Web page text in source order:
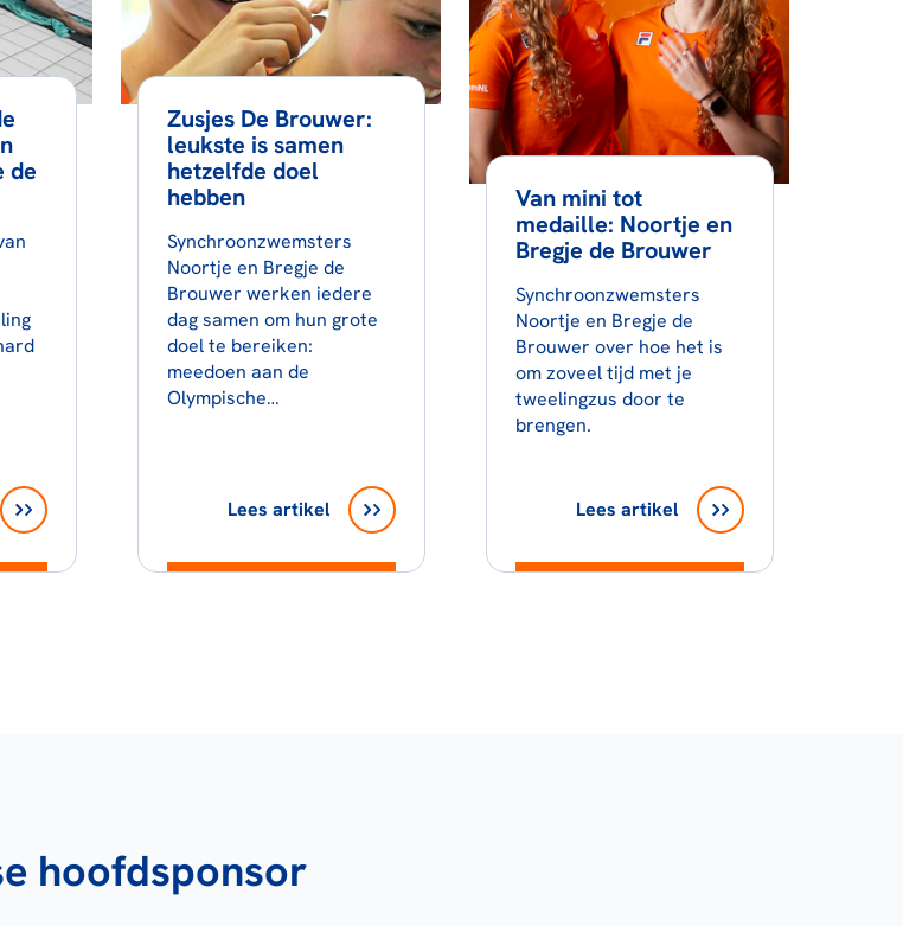
de
Zusjes De Brouwer:
leukste is samen
hetzelfde doel
hebben
Synchroonzwemsters
Noortje en Bregje de
Brouwer werken iedere
dag samen om hun grote
doel te bereiken:
meedoen aan de
Olympische…
Lees artikel
Van mini tot
medaille: Noortje en
Bregje de Brouwer
Synchroonzwemsters
Noortje en Bregje de
Brouwer over hoe het is
om zoveel tijd met je
tweelingzus door te
brengen.
Lees artikel
hoofdsponsor